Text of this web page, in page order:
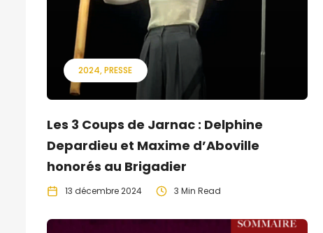
2024 PRESSE
Les 3 Coups de Jarnac : Delphine
Depardieu et Maxime d’Aboville
honorés au Brigadier
13 décembre 2024 3 Min Read